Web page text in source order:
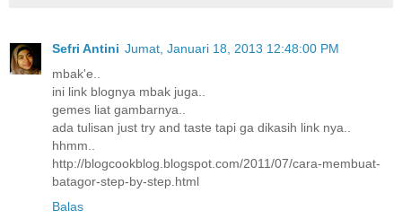
Sefri Antini Jumat, Januari 18, 2013 12:48:00 PM
mbak'e..
ini link blognya mbak juga..
gemes liat gambarnya..
ada tulisan just try and taste tapi ga dikasih link nya..
hhmm..
http://blogcookblog.blogspot.com/2011/07/cara-membuat-
batagor-step-by-step.html
Balas